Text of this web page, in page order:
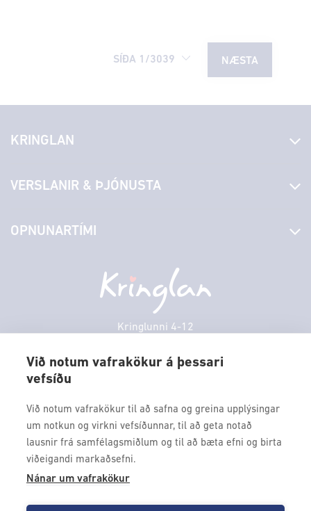
Við notum vafrakökur á þessari
vefsíðu
Við notum vafrakökur til að safna og greina upplýsingar
um notkun og virkni vefsíðunnar, til að geta notað
lausnir frá samfélagsmiðlum og til að bæta efni og birta
viðeigandi markaðsefni.
Nánar um vafrakökur
SÍÐA 1 /3039 NÆSTA
Kringlunni 4-12
kringlan@kringlan.is
KRINGLAN
Laus störf
Hafðu samband
Persónuverndarstefna
VERSLANIR & ÞJÓNUSTA
Borgarbókasafn
Borgarleikhúsið
Ævintýraland
OPNUNARTÍMI
Miðvikudagur
VERTU MEÐ
Fáðu forskot á dagskrána okkar og sértilboð með því að skrá